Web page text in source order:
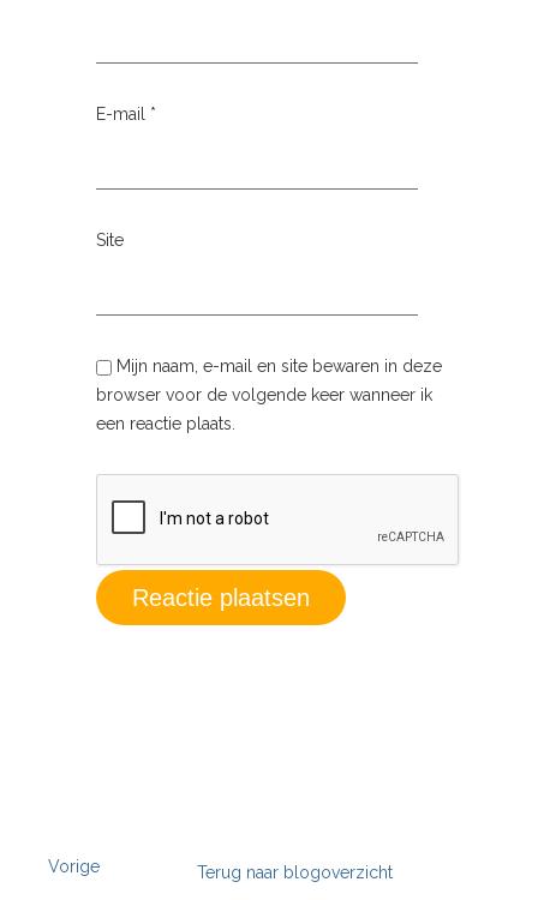
E-mail *
Site
Mijn naam, e-mail en site bewaren in deze
browser voor de volgende keer wanneer ik
een reactie plaats.
Vorige Terug naar blogoverzicht